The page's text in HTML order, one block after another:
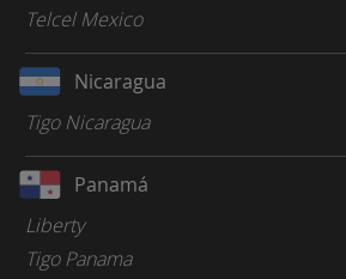
Telcel Mexico
Nicaragua
Tigo Nicaragua
Panamá
Liberty
Tigo Panama